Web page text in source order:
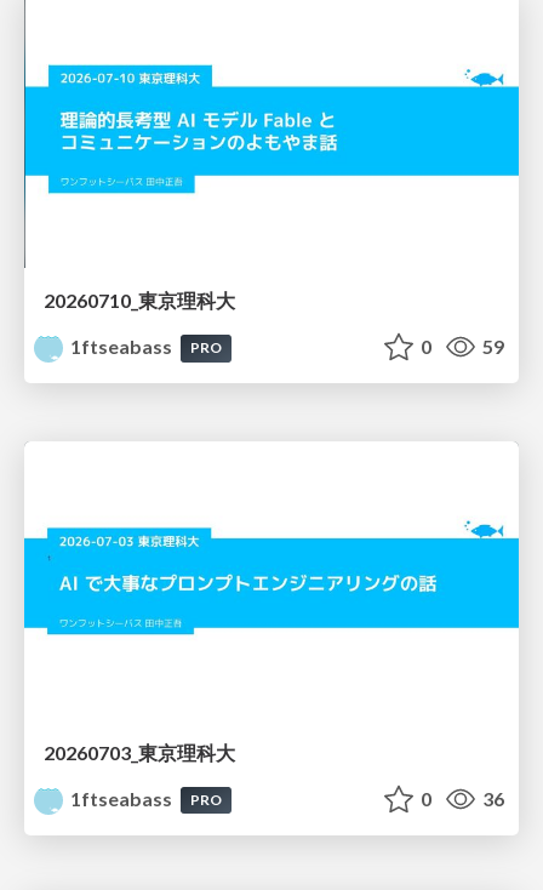
20260710_東京理科大
1ftseabass
PRO 0 59
20260703_東京理科大
1ftseabass
PRO 0 36